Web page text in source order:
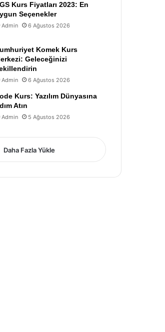
Kurs Fiyatları 2023: En
Seçenekler
Admin 6 Ağustos 2026
Komek Kurs
Geleceğinizi
Admin 6 Ağustos 2026
Kurs: Yazılım Dünyasına
Atın
Admin 5 Ağustos 2026
Daha Fazla Yükle